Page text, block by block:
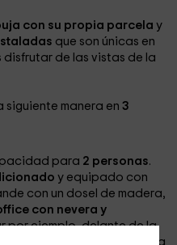
con su propia parcela y
que son únicas en
disfrutar de las vistas de la
siguiente manera en3
para 2 personas.
y equipado con
con un dosel de madera,
con nevera y
por ejemplo, delante de la
. También cuenta